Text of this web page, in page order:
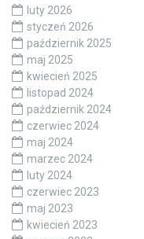
luty 2026
styczeń 2026
październik 2025
maj 2025
kwiecień 2025
listopad 2024
październik 2024
czerwiec 2024
maj 2024
marzec 2024
luty 2024
czerwiec 2023
maj 2023
kwiecień 2023